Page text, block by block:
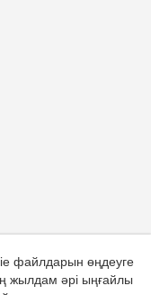
файлдарын өңдеуге
жылдам әрі ыңғайлы